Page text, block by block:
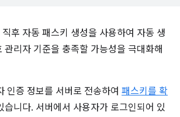
후 자동 패스키 생성을 사용하여 자동 생
관리자 기준을 충족할 가능성을 극대화해
인증 정보를 서버로 전송하여 패스키를 확
습니다. 서버에서 사용자가 로그인되어 있